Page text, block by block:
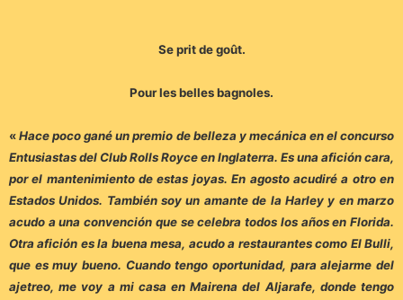
Se prit de goût.
Pour les belles bagnoles.
«Hace poco gané un premio de belleza y mecánica en el concurso
Entusiastas del Club Rolls Royce en Inglaterra. Es una afición cara,
por el mantenimiento de estas joyas. En agosto acudiré a otro en
Estados Unidos. También soy un amante de la Harley y en marzo
acudo a una convención que se celebra todos los años en Florida.
Otra afición es la buena mesa, acudo a restaurantes como El Bulli,
que es muy bueno. Cuando tengo oportunidad, para alejarme del
ajetreo, me voy a mi casa en Mairena del Aljarafe, donde tengo